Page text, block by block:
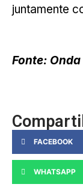
juntamente
Fonte:
FACEBOOK
WHATSAPP